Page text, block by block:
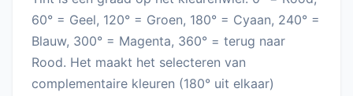
60° = Geel, 120° = Groen, 180° = Cyaan, 240° =
Blauw, 300° = Magenta, 360° = terug naar
Rood. Het maakt het selecteren van
complementaire kleuren (180° uit elkaar)